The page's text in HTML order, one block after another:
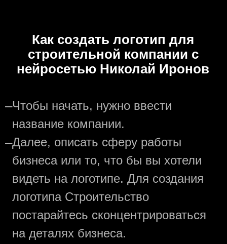
Как создать логотип для
строительной компании с
нейросетью Николай Иронов
—Чтобы начать, нужно ввести
название компании.
—Далее, описать сферу работы
бизнеса или то, что бы вы хотели
видеть на логотипе. Для создания
логотипа Строительство
постарайтесь сконцентрироваться
на деталях бизнеса.